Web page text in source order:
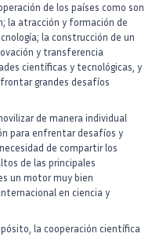
de los países como son
la atracción y formación de
la construcción de un
y transferencia
científicas y tecnológicas, y
grandes desafíos
de manera individual
para enfrentar desafíos y
de compartir los
de las principales
un motor muy bien
en ciencia y
la cooperación científica